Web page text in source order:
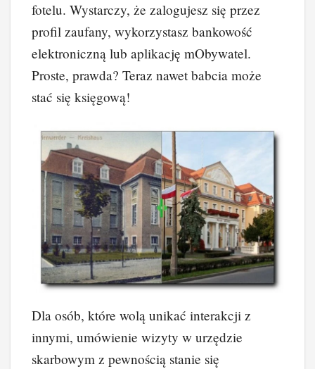
fotelu. Wystarczy, że zalogujesz się przez
profil zaufany, wykorzystasz bankowość
elektroniczną lub aplikację mObywatel.
Proste, prawda? Teraz nawet babcia może
stać się księgową!
Dla osób, które wolą unikać interakcji z
innymi, umówienie wizyty w urzędzie
skarbowym z pewnością stanie się